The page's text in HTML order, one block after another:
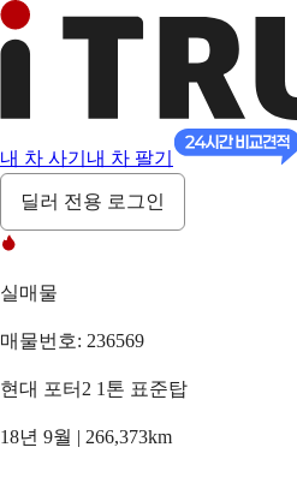
내 차 사기 내 차 팔기
딜러 전용 로그인
실매물
매물번호: 236569
현대 포터2 1톤 표준탑
18년 9월 | 266,373km